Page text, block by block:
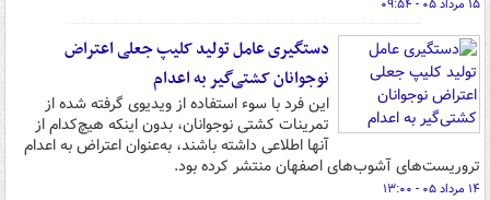
۱۵ مرداد ۰۵ - ۰۹:۵۴
دستگیری عامل تولید کلیپ جعلی اعتراض
نوجوانان کشتی‌گیر به اعدام
این فرد با سوء استفاده از ویدیوی گرفته شده از
تمرینات کشتی نوجوانان، بدون اینکه هیچ‌کدام از
آنها اطلاعی داشته باشند، به‌عنوان اعتراض به اعدام
تروریست‌های آشوب‌های اصفهان منتشر کرده بود.
۱۴ مرداد ۰۵ - ۱۳:۰۰